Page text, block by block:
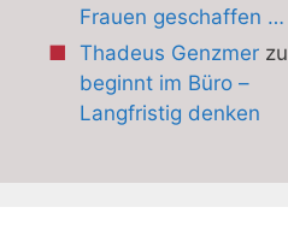
Frauen geschaffen …
Thadeus Genzmerzu
beginnt im Büro –
Langfristig denken